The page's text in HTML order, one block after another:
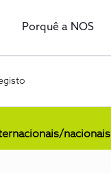
Porquê a NOS
nacionais